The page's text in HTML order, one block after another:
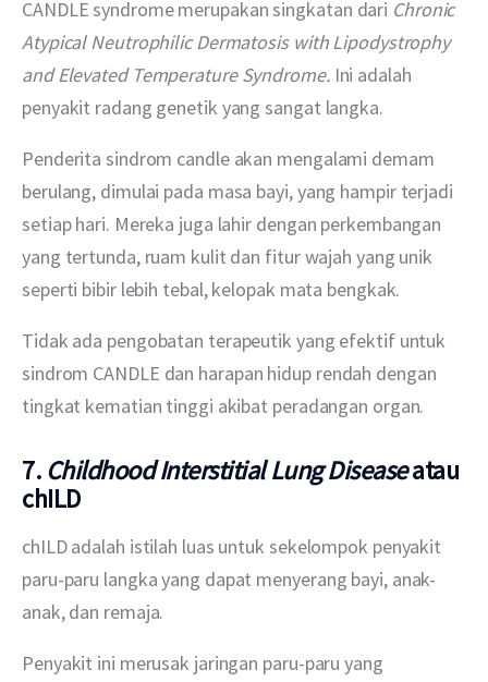
CANDLE syndrome merupakan singkatan dari Chronic
Atypical Neutrophilic Dermatosis with Lipodystrophy
and Elevated Temperature Syndrome. Ini adalah
penyakit radang genetik yang sangat langka.
Penderita sindrom candle akan mengalami demam
berulang, dimulai pada masa bayi, yang hampir terjadi
setiap hari. Mereka juga lahir dengan perkembangan
yang tertunda, ruam kulit dan fitur wajah yang unik
seperti bibir lebih tebal, kelopak mata bengkak.
Tidak ada pengobatan terapeutik yang efektif untuk
sindrom CANDLE dan harapan hidup rendah dengan
tingkat kematian tinggi akibat peradangan organ.
7.Childhood Interstitial Lung Diseaseatau
chILD
chILD adalah istilah luas untuk sekelompok penyakit
paru-paru langka yang dapat menyerang bayi, anak-
anak, dan remaja.
Penyakit ini merusak jaringan paru-paru yang